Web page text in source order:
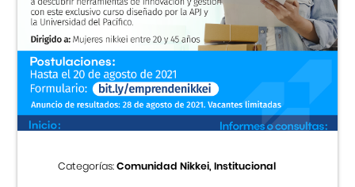
Categorías:Comunidad Nikkei, Institucional